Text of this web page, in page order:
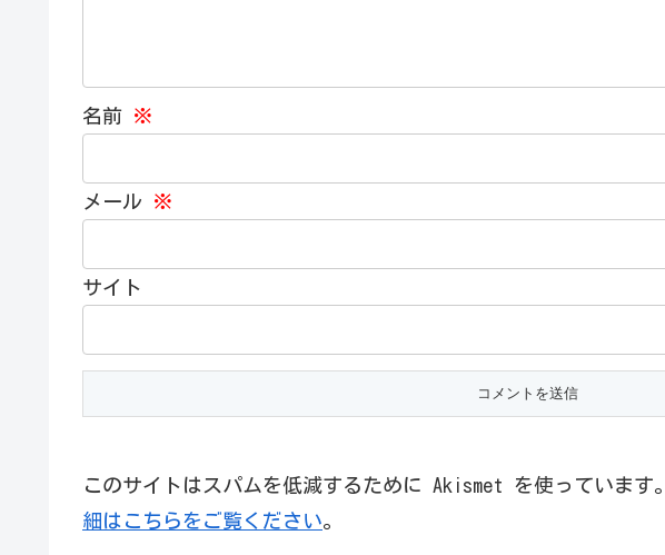
名前 ※
メール ※
サイト
このサイトはスパムを低減するために Akismet を使っています。
細はこちらをご覧ください。